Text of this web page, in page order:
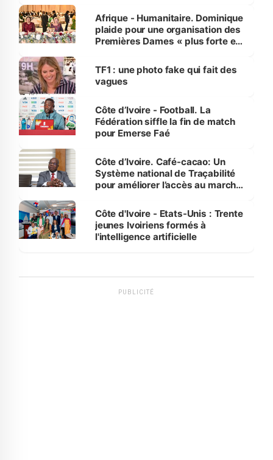
Afrique - Humanitaire. Dominique
plaide pour une organisation des
Premières Dames « plus forte et
sur la scène internationale »
TF1 : une photo fake qui fait des
vagues
Côte d’Ivoire - Football. La
Fédération siffle la fin de match
pour Emerse Faé
Côte d’Ivoire. Café-cacao: Un
Système national de Traçabilité
pour améliorer l’accès au marché
Côte d'Ivoire - Etats-Unis : Trente
jeunes Ivoiriens formés à
l'intelligence artificielle
PUBLICITÉ